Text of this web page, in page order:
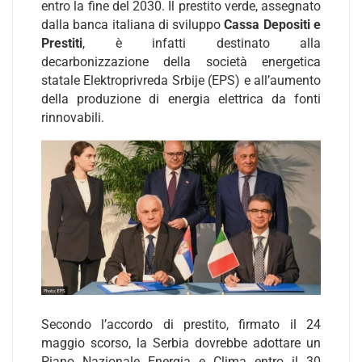
entro la fine del 2030. Il prestito verde, assegnato
dalla banca italiana di sviluppoCassa Depositi e
Prestiti, è infatti destinato alla
decarbonizzazione della società energetica
statale Elektroprivreda Srbije (EPS) e all’aumento
della produzione di energia elettrica da fonti
rinnovabili.
Secondo l’accordo di prestito, firmato il 24
maggio scorso, la Serbia dovrebbe adottare un